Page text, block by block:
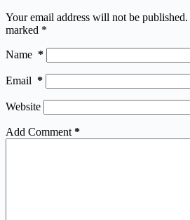
Your email address will not be published.
marked *
Name *
Email *
Website
Add Comment *